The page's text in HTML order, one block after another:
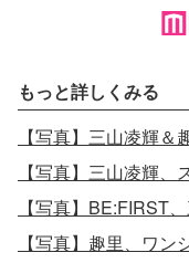
もっと詳しくみる
【写真】三山凌輝
【写真】BE:FIRST
【写真】趣里、ワ